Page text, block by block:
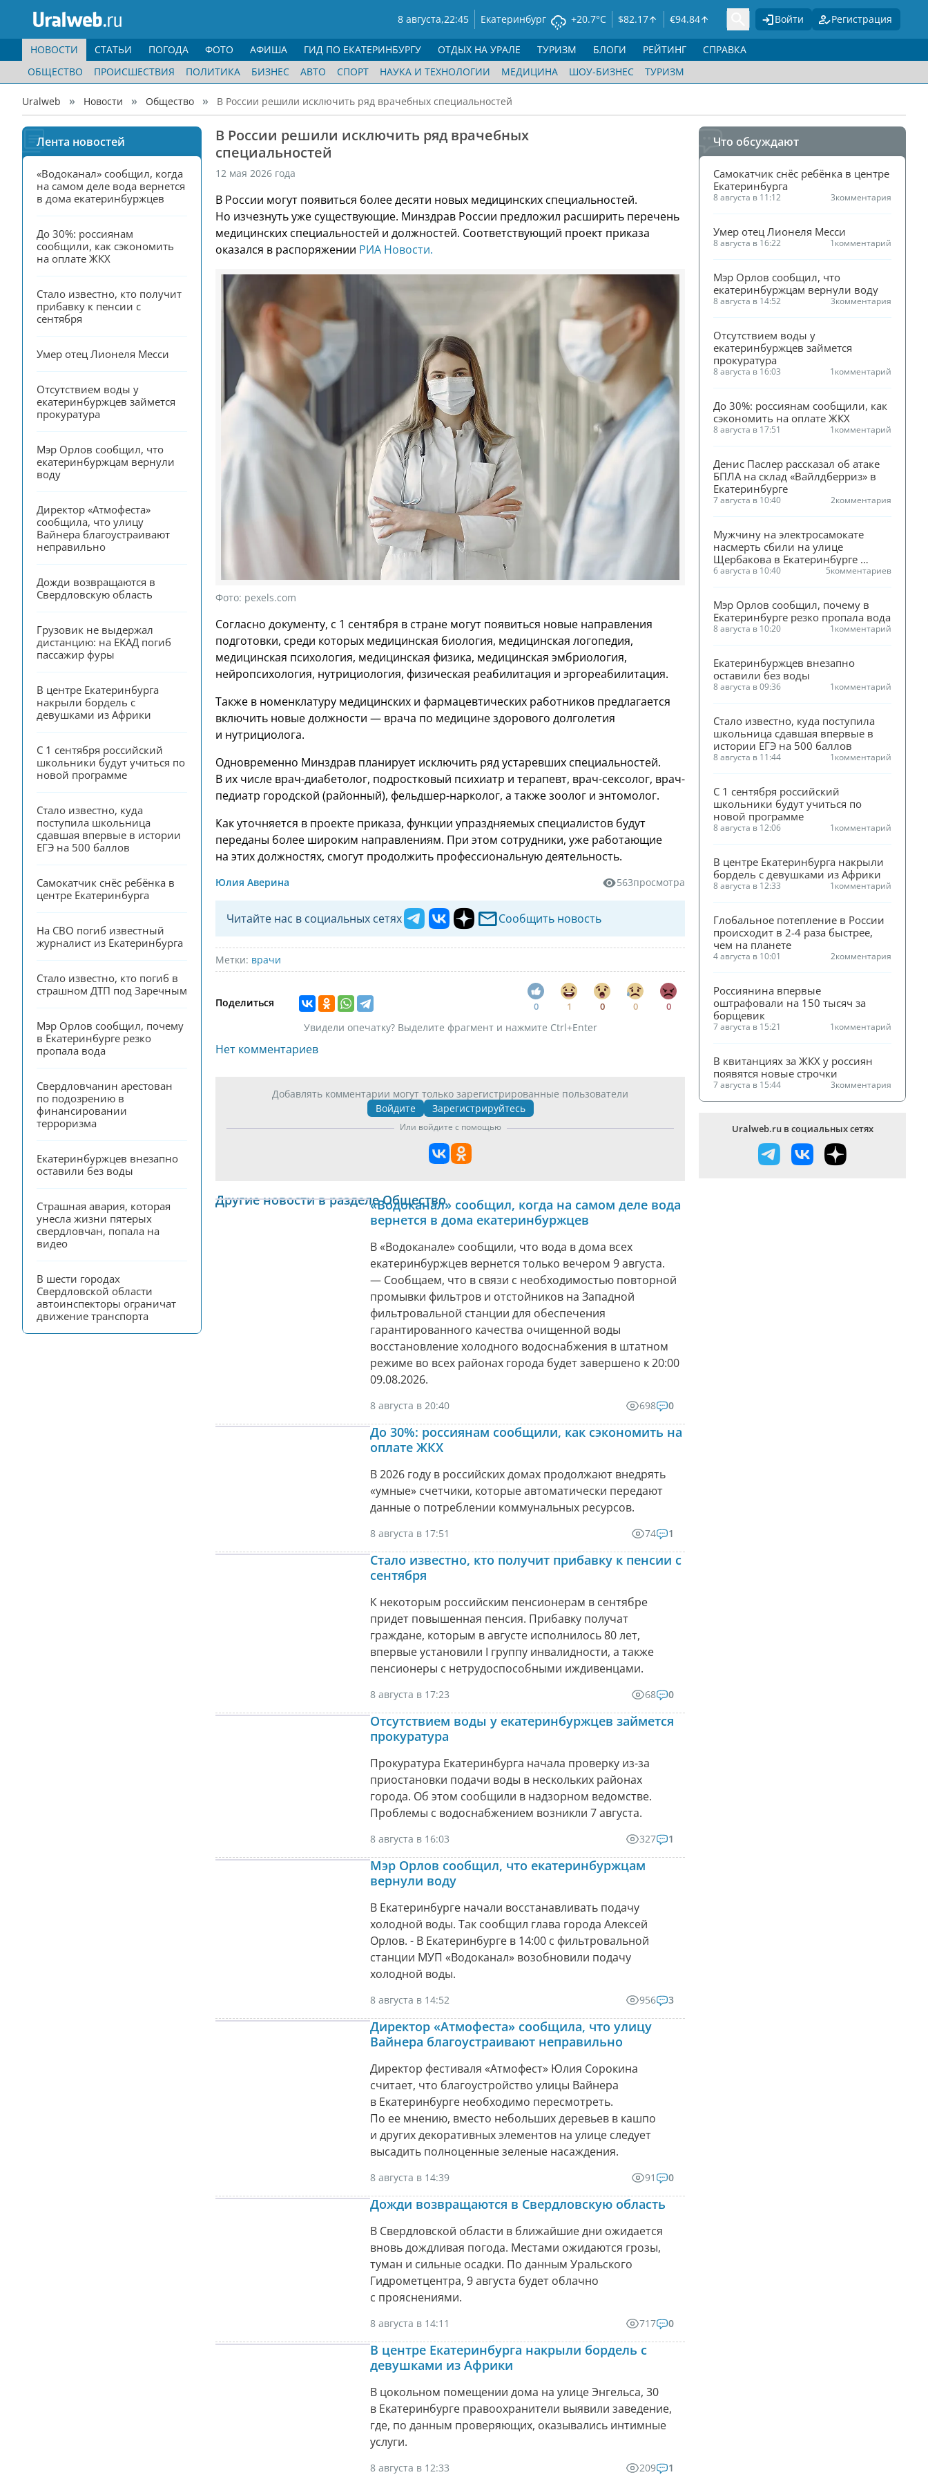
8 августа,22:45 Екатеринбург +20.7°C $82.17 €94.84 Войти Регистрация
НОВОСТИ
ОБЩЕСТВО
ПРОИСШЕСТВИЯ ПОЛИТИКА БИЗНЕС АВТО СПОРТ НАУКА И ТЕХНОЛОГИИ МЕДИЦИНА ШОУ-БИЗНЕС ТУРИЗМ
СТАТЬИ ПОГОДА ФОТО АФИША ГИД ПО ЕКАТЕРИНБУРГУ ОТДЫХ НА УРАЛЕ ТУРИЗМ БЛОГИ РЕЙТИНГ СПРАВКА
Uralweb Новости Общество В России решили исключить ряд врачебных специальностей
Лента новостей
«Водоканал» сообщил, когда
на самом деле вода вернется
в дома екатеринбуржцев
До 30%: россиянам
сообщили, как сэкономить
на оплате ЖКХ
Стало известно, кто получит
прибавку к пенсии с
сентября
Умер отец Лионеля Месси
Отсутствием воды у
екатеринбуржцев займется
прокуратура
Мэр Орлов сообщил, что
екатеринбуржцам вернули
воду
Директор «Атмофеста»
сообщила, что улицу
Вайнера благоустраивают
неправильно
Дожди возвращаются в
Свердловскую область
Грузовик не выдержал
дистанцию: на ЕКАД погиб
пассажир фуры
В центре Екатеринбурга
накрыли бордель с
девушками из Африки
С 1 сентября российский
школьники будут учиться по
новой программе
Стало известно, куда
поступила школьница
сдавшая впервые в истории
ЕГЭ на 500 баллов
Самокатчик снёс ребёнка в
центре Екатеринбурга
На СВО погиб известный
журналист из Екатеринбурга
Стало известно, кто погиб в
страшном ДТП под Заречным
Мэр Орлов сообщил, почему
в Екатеринбурге резко
пропала вода
Свердловчанин арестован
по подозрению в
финансировании
терроризма
Екатеринбуржцев внезапно
оставили без воды
Страшная авария, которая
унесла жизни пятерых
свердловчан, попала на
видео
В шести городах
Свердловской области
автоинспекторы ограничат
движение транспорта
В России решили исключить ряд врачебных
специальностей
12 мая 2026 года
В России могут появиться более десяти новых медицинских специальностей.
Но изчезнуть уже существующие. Минздрав России предложил расширить перечень
медицинских специальностей и должностей. Соответствующий проект приказа
оказался в распоряжении РИА Новости.
Фото: pexels.com
Согласно документу, с 1 сентября в стране могут появиться новые направления
подготовки, среди которых медицинская биология, медицинская логопедия,
медицинская психология, медицинская физика, медицинская эмбриология,
нейропсихология, нутрициология, физическая реабилитация и эргореабилитация.
Также в номенклатуру медицинских и фармацевтических работников предлагается
включить новые должности — врача по медицине здорового долголетия
и нутрициолога.
Одновременно Минздрав планирует исключить ряд устаревших специальностей.
В их числе врач-диабетолог, подростковый психиатр и терапевт, врач-сексолог, врач-
педиатр городской (районный), фельдшер-нарколог, а также зоолог и энтомолог.
Как уточняется в проекте приказа, функции упраздняемых специалистов будут
переданы более широким направлениям. При этом сотрудники, уже работающие
на этих должностях, смогут продолжить профессиональную деятельность.
Юлия Аверина 563просмотра
Читайте нас в социальных сетях Сообщить новость
Метки: врачи
Поделиться 0 1 0 0 0
Увидели опечатку? Выделите фрагмент и нажмите Ctrl+Enter
Нет комментариев
Добавлять комментарии могут только зарегистрированные пользователи
Войдите
Зарегистрируйтесь
Или войдите с помощью
Другие новости в разделе Общество«Водоканал» сообщил, когда на самом деле вода
вернется в дома екатеринбуржцев
В «Водоканале» сообщили, что вода в дома всех
екатеринбуржцев вернется только вечером 9 августа.
— Сообщаем, что в связи с необходимостью повторной
промывки фильтров и отстойников на Западной
фильтровальной станции для обеспечения
гарантированного качества очищенной воды
восстановление холодного водоснабжения в штатном
режиме во всех районах города будет завершено к 20:00
09.08.2026.
8 августа в 20:40 698 0
До 30%: россиянам сообщили, как сэкономить на
оплате ЖКХ
В 2026 году в российских домах продолжают внедрять
«умные» счетчики, которые автоматически передают
данные о потреблении коммунальных ресурсов.
8 августа в 17:51 74 1
Стало известно, кто получит прибавку к пенсии с
сентября
К некоторым российским пенсионерам в сентябре
придет повышенная пенсия. Прибавку получат
граждане, которым в августе исполнилось 80 лет,
впервые установили I группу инвалидности, а также
пенсионеры с нетрудоспособными иждивенцами.
8 августа в 17:23 68 0
Отсутствием воды у екатеринбуржцев займется
прокуратура
Прокуратура Екатеринбурга начала проверку из-за
приостановки подачи воды в нескольких районах
города. Об этом сообщили в надзорном ведомстве.
Проблемы с водоснабжением возникли 7 августа.
8 августа в 16:03 327 1
Мэр Орлов сообщил, что екатеринбуржцам
вернули воду
В Екатеринбурге начали восстанавливать подачу
холодной воды. Так сообщил глава города Алексей
Орлов. - В Екатеринбурге в 14:00 с фильтровальной
станции МУП «Водоканал» возобновили подачу
холодной воды.
8 августа в 14:52 956 3
Директор «Атмофеста» сообщила, что улицу
Вайнера благоустраивают неправильно
Директор фестиваля «Атмофест» Юлия Сорокина
считает, что благоустройство улицы Вайнера
в Екатеринбурге необходимо пересмотреть.
По ее мнению, вместо небольших деревьев в кашпо
и других декоративных элементов на улице следует
высадить полноценные зеленые насаждения.
8 августа в 14:39 91 0
Дожди возвращаются в Свердловскую область
В Свердловской области в ближайшие дни ожидается
вновь дождливая погода. Местами ожидаются грозы,
туман и сильные осадки. По данным Уральского
Гидрометцентра, 9 августа будет облачно
с прояснениями.
8 августа в 14:11 717 0
В центре Екатеринбурга накрыли бордель с
девушками из Африки
В цокольном помещении дома на улице Энгельса, 30
в Екатеринбурге правоохранители выявили заведение,
где, по данным проверяющих, оказывались интимные
услуги.
8 августа в 12:33 209 1
Что обсуждают
Самокатчик снёс ребёнка в центре
Екатеринбурга
8 августа в 11:12 3комментария
Умер отец Лионеля Месси
8 августа в 16:22 1комментарий
Мэр Орлов сообщил, что
екатеринбуржцам вернули воду
8 августа в 14:52 3комментария
Отсутствием воды у
екатеринбуржцев займется
прокуратура
8 августа в 16:03 1комментарий
До 30%: россиянам сообщили, как
сэкономить на оплате ЖКХ
8 августа в 17:51 1комментарий
Денис Паслер рассказал об атаке
БПЛА на склад «Вайлдберриз» в
Екатеринбурге
7 августа в 10:40 2комментария
Мужчину на электросамокате
насмерть сбили на улице
Щербакова в Екатеринбурге
(ФОТО)
6 августа в 10:40 5комментариев
Мэр Орлов сообщил, почему в
Екатеринбурге резко пропала вода
8 августа в 10:20 1комментарий
Екатеринбуржцев внезапно
оставили без воды
8 августа в 09:36 1комментарий
Стало известно, куда поступила
школьница сдавшая впервые в
истории ЕГЭ на 500 баллов
8 августа в 11:44 1комментарий
С 1 сентября российский
школьники будут учиться по
новой программе
8 августа в 12:06 1комментарий
В центре Екатеринбурга накрыли
бордель с девушками из Африки
8 августа в 12:33 1комментарий
Глобальное потепление в России
происходит в 2-4 раза быстрее,
чем на планете
4 августа в 10:01 2комментария
Россиянина впервые
оштрафовали на 150 тысяч за
борщевик
7 августа в 15:21 1комментарий
В квитанциях за ЖКХ у россиян
появятся новые строчки
7 августа в 15:44 3комментария
Uralweb.ru в социальных сетях